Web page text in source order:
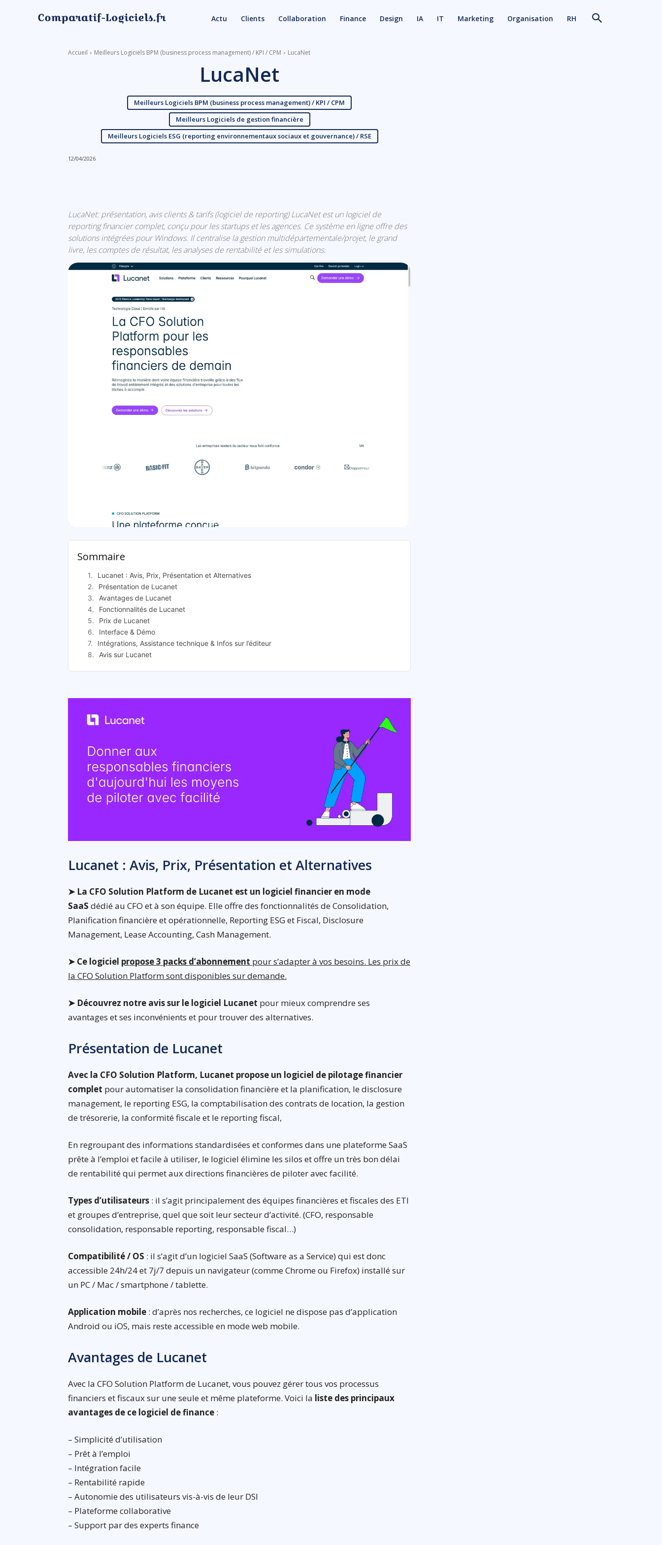
Actu Clients Collaboration Finance Design IA IT Marketing Organisation RH
Accueil Meilleurs Logiciels BPM (business process management) / KPI / CPM LucaNet
LucaNet
Meilleurs Logiciels BPM (business process management) / KPI / CPM
Meilleurs Logiciels de gestion financière
Meilleurs Logiciels ESG (reporting environnementaux sociaux et gouvernance) / RSE
12/04/2026
LucaNet: présentation, avis clients & tarifs (logiciel de reporting) LucaNet est un logiciel de
reporting financier complet, conçu pour les startups et les agences. Ce système en ligne offre des
solutions intégrées pour Windows. Il centralise la gestion multidépartementale/projet, le grand
livre, les comptes de résultat, les analyses de rentabilité et les simulations.
LucaNet: présentation
Sommaire
Lucanet : Avis, Prix, Présentation et Alternatives
Présentation de Lucanet
Avantages de Lucanet
Fonctionnalités de Lucanet
Prix de Lucanet
Interface & Démo
Intégrations, Assistance technique & Infos sur l’éditeur
Avis sur Lucanet
Lucanet : Avis, Prix, Présentation et Alternatives
➤ La CFO Solution Platform de Lucanet est un logiciel financier en mode
SaaS dédié au CFO et à son équipe. Elle offre des fonctionnalités de Consolidation,
Planification financière et opérationnelle, Reporting ESG et Fiscal, Disclosure
Management, Lease Accounting, Cash Management.
➤ Ce logiciel propose 3 packs d’abonnement pour s’adapter à vos besoins. Les prix de
la CFO Solution Platform sont disponibles sur demande.
➤ Découvrez notre avis sur le logiciel Lucanet pour mieux comprendre ses
avantages et ses inconvénients et pour trouver des alternatives.
Présentation de Lucanet
Avec la CFO Solution Platform, Lucanet propose un logiciel de pilotage financier
complet pour automatiser la consolidation financière et la planification, le disclosure
management, le reporting ESG, la comptabilisation des contrats de location, la gestion
de trésorerie, la conformité fiscale et le reporting fiscal,
En regroupant des informations standardisées et conformes dans une plateforme SaaS
prête à l’emploi et facile à utiliser, le logiciel élimine les silos et offre un très bon délai
de rentabilité qui permet aux directions financières de piloter avec facilité.
Types d’utilisateurs : il s’agit principalement des équipes financières et fiscales des ETI
et groupes d’entreprise, quel que soit leur secteur d’activité. (CFO, responsable
consolidation, responsable reporting, responsable fiscal…)
Compatibilité / OS : il s’agit d’un logiciel SaaS (Software as a Service) qui est donc
accessible 24h/24 et 7j/7 depuis un navigateur (comme Chrome ou Firefox) installé sur
un PC / Mac / smartphone / tablette.
Application mobile : d’après nos recherches, ce logiciel ne dispose pas d’application
Android ou iOS, mais reste accessible en mode web mobile.
Avantages de Lucanet
Avec la CFO Solution Platform de Lucanet, vous pouvez gérer tous vos processus
financiers et fiscaux sur une seule et même plateforme. Voici la liste des principaux
avantages de ce logiciel de finance :
– Simplicité d’utilisation
– Prêt à l’emploi
– Intégration facile
– Rentabilité rapide
– Autonomie des utilisateurs vis-à-vis de leur DSI
– Plateforme collaborative
– Support par des experts finance